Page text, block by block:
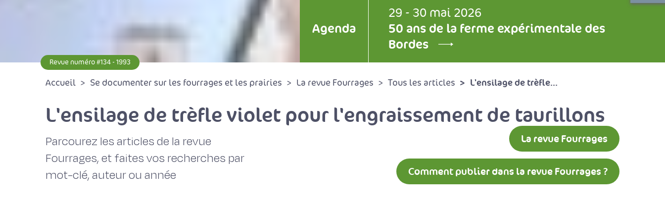
Agenda
29 - 30 mai 2026
50 ans de la ferme expérimentale des
Bordes
Revue numéro #134 - 1993
Accueil Se documenter sur les fourrages et les prairies La revue Fourrages Tous les articles L'ensilage de trèfle...
L'ensilage de trèfle violet pour l'engraissement de taurillons
Parcourez les articles de la revue
Fourrages, et faites vos recherches par
mot-clé, auteur ou année
La revue Fourrages
Comment publier dans la revue Fourrages ?